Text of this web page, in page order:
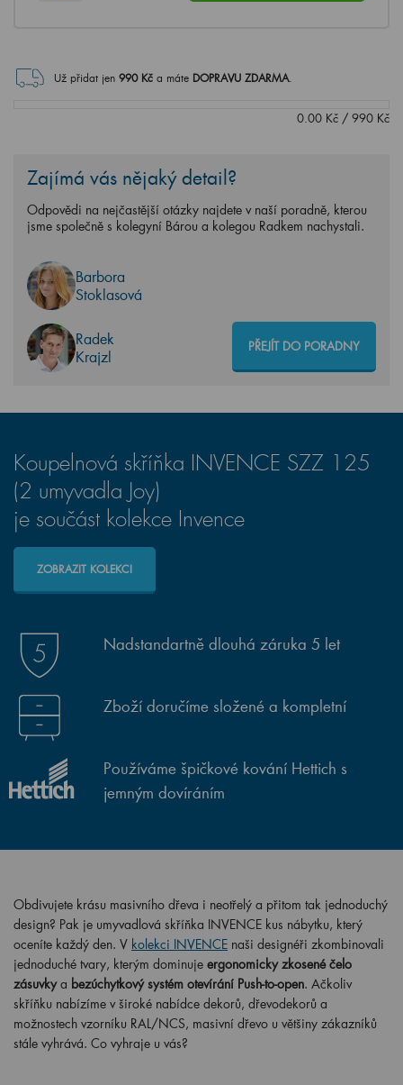
Už přidat jen 990Kč a máte DOPRAVU ZDARMA.
0.00 Kč / 990 Kč
Zajímá vás nějaký detail?
Odpovědi na nejčastější otázky najdete v naší poradně, kterou
jsme společně s kolegyní Bárou a kolegou Radkem nachystali.
Barbora
Stoklasová
Radek
Krajzl
PŘEJÍT DO PORADNY
Koupelnová skříňka INVENCE SZZ 125
(2 umyvadla Joy)
je součást kolekce Invence
ZOBRAZIT KOLEKCI
Nadstandartně dlouhá záruka 5 let
Zboží doručíme složené a kompletní
Používáme špičkové kování Hettich s
jemným dovíráním
Obdivujete krásu masivního dřeva i neotřelý a přitom tak jednoduchý
design? Pak je umyvadlová skříňka INVENCE kus nábytku, který
oceníte každý den. V kolekci INVENCE naši designéři zkombinovali
jednoduché tvary, kterým dominuje ergonomicky zkosené čelo
zásuvky a bezúchytkový systém otevírání Push-to-open. Ačkoliv
skříňku nabízíme v široké nabídce dekorů, dřevodekorů a
možnostech vzorníku RAL/NCS, masivní dřevo u většiny zákazníků
stále vyhrává. Co vyhraje u vás?